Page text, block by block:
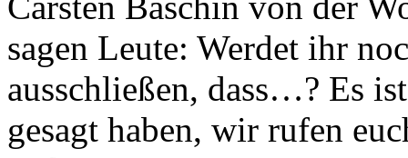
sagen Leute: Werdet ihr
ausschließen, dass…? Es
gesagt haben, wir rufen